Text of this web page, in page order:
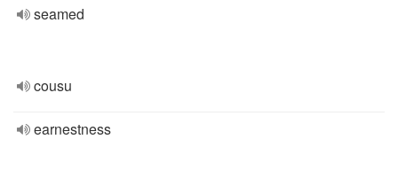
seamed
cousu
earnestness